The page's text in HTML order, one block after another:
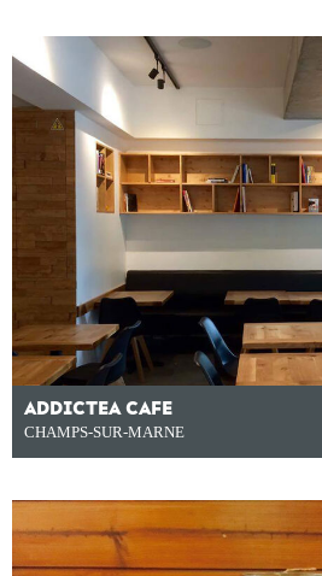
ADDICTEA CAFE
CHAMPS-SUR-MARNE